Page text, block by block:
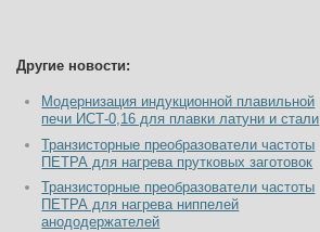
Другие новости:
Модернизация индукционной плавильной
печи ИСТ-0,16 для плавки латуни и стали
Транзисторные преобразователи частоты
ПЕТРА для нагрева прутковых заготовок
Транзисторные преобразователи частоты
ПЕТРА для нагрева ниппелей
анододержателей